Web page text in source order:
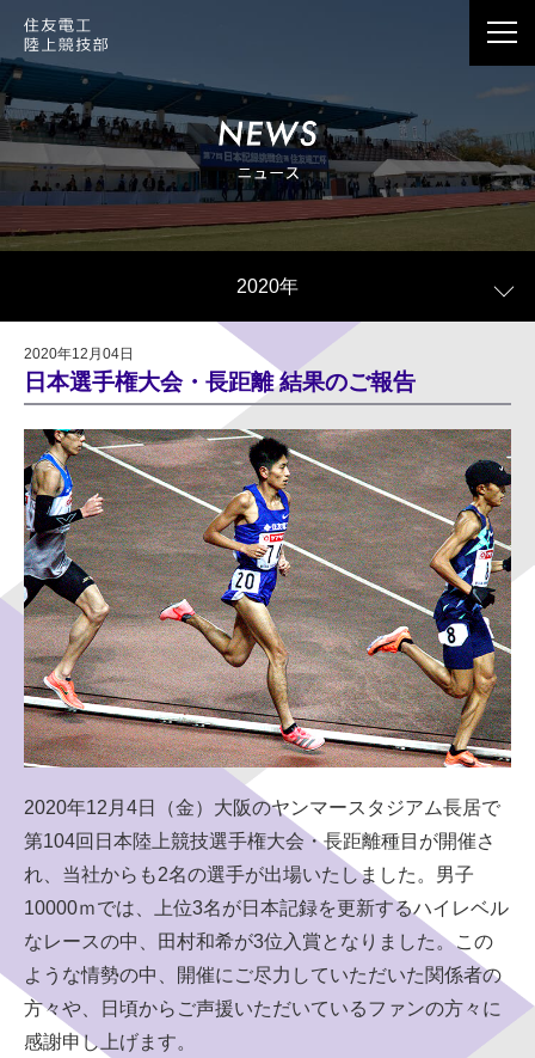
2020年12月04日
日本選手権大会・長距離 結果のご報告
2020年12月4日（金）大阪のヤンマースタジアム長居で
第104回日本陸上競技選手権大会・長距離種目が開催さ
れ、当社からも2名の選手が出場いたしました。男子
10000ｍでは、上位3名が日本記録を更新するハイレベル
なレースの中、田村和希が3位入賞となりました。この
ような情勢の中、開催にご尽力していただいた関係者の
方々や、日頃からご声援いただいているファンの方々に
感謝申し上げます。
2020年
応援メッセージは、Webサイト情報で公開させて
いただくことがございます。
個人情報の記載は避けていただきますようお願い
公開の際、当社の判断で個人情報に当たる記載内
容を一部編集させていただく場合がございます。
公開の有無に関わらず、お送りいただきました応
援メッセージはすべて拝見しております。
同意しない
同意する